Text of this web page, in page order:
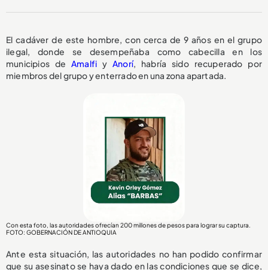
El cadáver de este hombre, con cerca de 9 años en el grupo
ilegal, donde se desempeñaba como cabecilla en los
municipios de Amalfi y Anorí, habría sido recuperado por
miembros del grupo y enterrado en una zona apartada.
Con esta foto, las autoridades ofrecían 200 millones de pesos para lograr su captura.
FOTO: GOBERNACIÓN DE ANTIOQUIA
Ante esta situación, las autoridades no han podido confirmar
que su asesinato se haya dado en las condiciones que se dice,